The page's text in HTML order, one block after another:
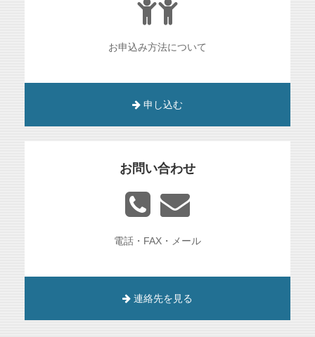
お申込み方法について
申し込む
お問い合わせ
電話・FAX・メール
連絡先を見る